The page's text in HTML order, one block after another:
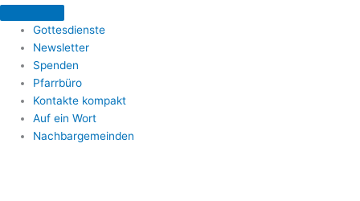
Zum
springen
Gottesdienste
Newsletter
Spenden
Pfarrbüro
Kontakte kompakt
Auf ein Wort
Nachbargemeinden